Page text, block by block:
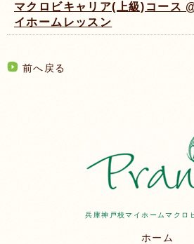
マクロビキャリア(上級)コース
イホームレッスン
前へ戻る
兵庫神戸校マイホームマクロ
ホーム